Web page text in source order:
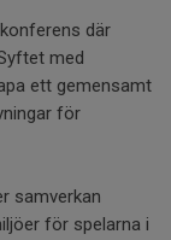
där
med
ett gemensamt
för
samverkan
för spelarna i